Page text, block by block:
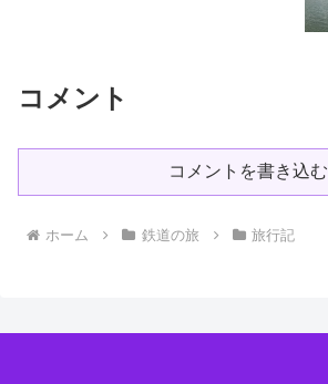
コメント
コメントを書き込む
ホーム 鉄道の旅 旅行記